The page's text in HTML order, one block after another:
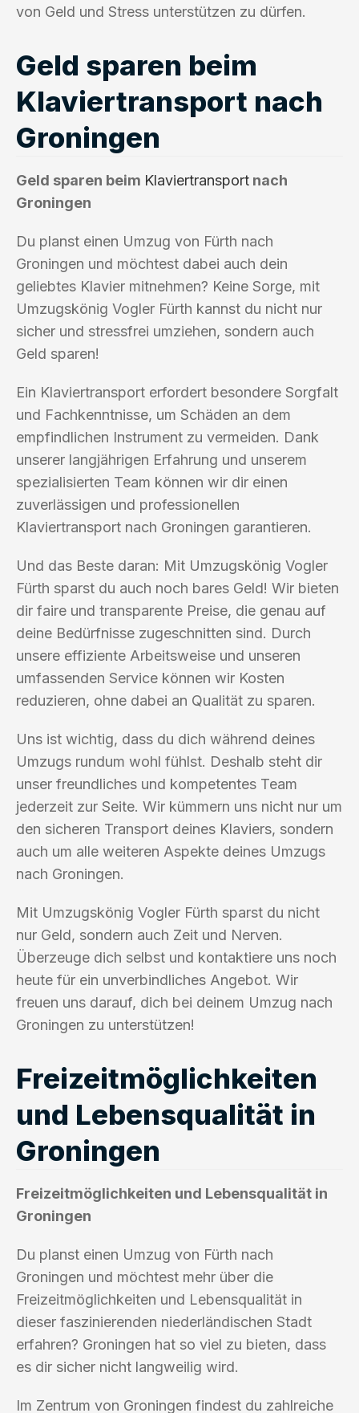
von Geld und Stress unterstützen zu dürfen.
Geld sparen beim
Klaviertransport nach
Groningen
Geld sparen beim Klaviertransport nach
Groningen
Du planst einen Umzug von Fürth nach
Groningen und möchtest dabei auch dein
geliebtes Klavier mitnehmen? Keine Sorge, mit
Umzugskönig Vogler Fürth kannst du nicht nur
sicher und stressfrei umziehen, sondern auch
Geld sparen!
Ein Klaviertransport erfordert besondere Sorgfalt
und Fachkenntnisse, um Schäden an dem
empfindlichen Instrument zu vermeiden. Dank
unserer langjährigen Erfahrung und unserem
spezialisierten Team können wir dir einen
zuverlässigen und professionellen
Klaviertransport nach Groningen garantieren.
Und das Beste daran: Mit Umzugskönig Vogler
Fürth sparst du auch noch bares Geld! Wir bieten
dir faire und transparente Preise, die genau auf
deine Bedürfnisse zugeschnitten sind. Durch
unsere effiziente Arbeitsweise und unseren
umfassenden Service können wir Kosten
reduzieren, ohne dabei an Qualität zu sparen.
Uns ist wichtig, dass du dich während deines
Umzugs rundum wohl fühlst. Deshalb steht dir
unser freundliches und kompetentes Team
jederzeit zur Seite. Wir kümmern uns nicht nur um
den sicheren Transport deines Klaviers, sondern
auch um alle weiteren Aspekte deines Umzugs
nach Groningen.
Mit Umzugskönig Vogler Fürth sparst du nicht
nur Geld, sondern auch Zeit und Nerven.
Überzeuge dich selbst und kontaktiere uns noch
heute für ein unverbindliches Angebot. Wir
freuen uns darauf, dich bei deinem Umzug nach
Groningen zu unterstützen!
Freizeitmöglichkeiten
und Lebensqualität in
Groningen
Freizeitmöglichkeiten und Lebensqualität in
Groningen
Du planst einen Umzug von Fürth nach
Groningen und möchtest mehr über die
Freizeitmöglichkeiten und Lebensqualität in
dieser faszinierenden niederländischen Stadt
erfahren? Groningen hat so viel zu bieten, dass
es dir sicher nicht langweilig wird.
Im Zentrum von Groningen findest du zahlreiche